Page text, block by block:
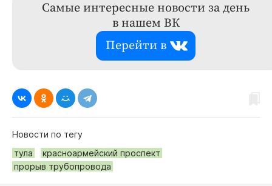
Самые интересные новости за день
в нашем ВК
Перейти в
Новости по тегу
тула
красноармейский проспект
прорыв трубопровода